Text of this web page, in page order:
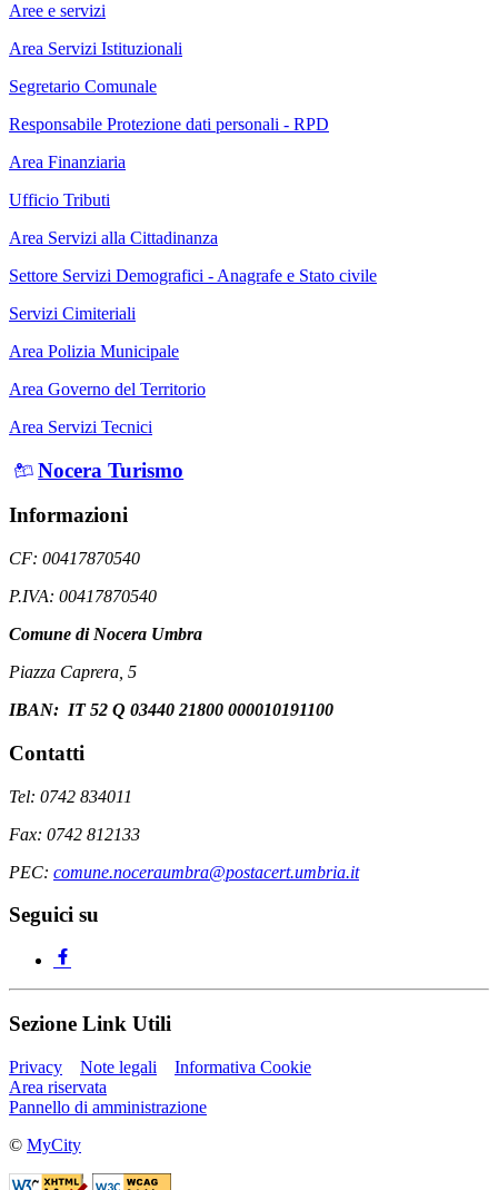
Aree e servizi
Area Servizi Istituzionali
Segretario Comunale
Responsabile Protezione dati personali - RPD
Area Finanziaria
Ufficio Tributi
Area Servizi alla Cittadinanza
Settore Servizi Demografici - Anagrafe e Stato civile
Servizi Cimiteriali
Area Polizia Municipale
Area Governo del Territorio
Area Servizi Tecnici
Nocera Turismo
Informazioni
CF: 00417870540
P.IVA: 00417870540
Comune di Nocera Umbra
Piazza Caprera, 5
IBAN: IT 52 Q 03440 21800 000010191100
Contatti
Tel: 0742 834011
Fax: 0742 812133
PEC: comune.noceraumbra@postacert.umbria.it
Seguici su
Sezione Link Utili
Privacy Note legali
Informativa Cookie
Area riservata
Pannello di amministrazione
© MyCity